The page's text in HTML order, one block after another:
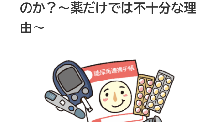
のか？〜薬だけでは不十分な理
由〜